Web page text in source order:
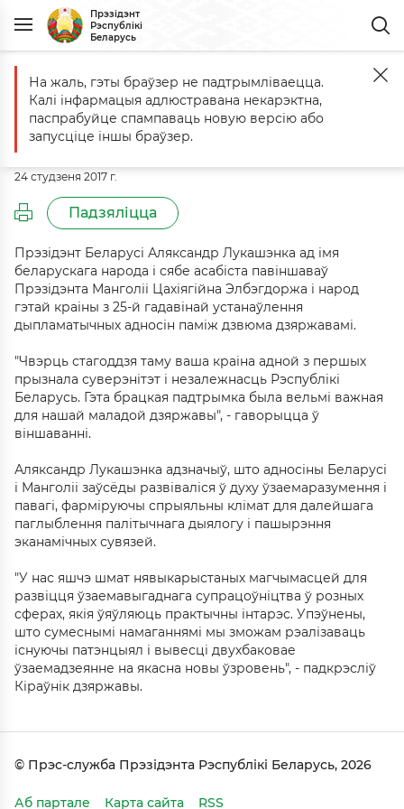
Прэзідэнт
Рэспублікі
Беларусь
Галоўная Падзеі Віншаванне Прэзідэнту Манголіі Цахіягійну
Віншаванне Прэзідэнту Манголіі
Цахіягійну Элбэгдоржу
24 студзеня 2017 г.
Падзяліцца
Прэзідэнт Беларусі Аляксандр Лукашэнка ад імя
беларускага народа і сябе асабіста павіншаваў
Прэзідэнта Манголіі Цахіягійна Элбэгдоржа і народ
гэтай краіны з 25-й гадавінай устанаўлення
дыпламатычных адносін паміж дзвюма дзяржавамі.
"Чвэрць стагоддзя таму ваша краіна адной з першых
прызнала суверэнітэт і незалежнасць Рэспублікі
Беларусь. Гэта брацкая падтрымка была вельмі важная
для нашай маладой дзяржавы", - гаворыцца ў
віншаванні.
Аляксандр Лукашэнка адзначыў, што адносіны Беларусі
і Манголіі заўсёды развіваліся ў духу ўзаемаразумення і
павагі, фарміруючы спрыяльны клімат для далейшага
паглыблення палітычнага дыялогу і пашырэння
эканамічных сувязей.
"У нас яшчэ шмат нявыкарыстаных магчымасцей для
развіцця ўзаемавыгаднага супрацоўніцтва ў розных
сферах, якія ўяўляюць практычны інтарэс. Упэўнены,
што сумеснымі намаганнямі мы зможам рэалізаваць
існуючы патэнцыял і вывесці двухбаковае
ўзаемадзеянне на якасна новы ўзровень", - падкрэсліў
Кіраўнік дзяржавы.
© Прэс-служба Прэзідэнта Рэспублікі Беларусь, 2026
Аб партале Карта сайта RSS
На жаль, гэты браўзер не падтрымліваецца.
Калі інфармацыя адлюстравана некарэктна,
паспрабуйце спампаваць новую версію або
запусціце іншы браўзер.